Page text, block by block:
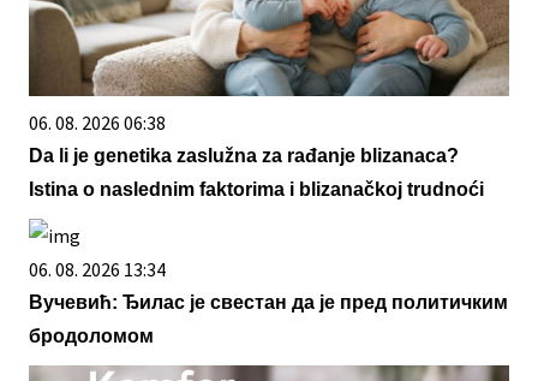
06. 08. 2026 06:38
Da li je genetika zaslužna za rađanje blizanaca?
Istina o naslednim faktorima i blizanačkoj trudnoći
06. 08. 2026 13:34
Вучевић: Ђилас је свестан да је пред политичким
бродоломом